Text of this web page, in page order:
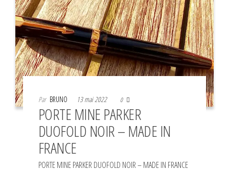
Par BRUNO 13 mai 2022 0
PORTE MINE PARKER
DUOFOLD NOIR – MADE IN
FRANCE
PORTE MINE PARKER DUOFOLD NOIR – MADE IN FRANCE